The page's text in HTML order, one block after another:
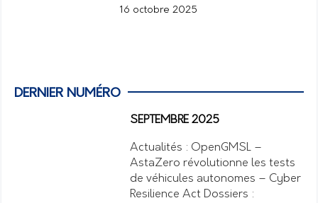
16 octobre 2025
DERNIER NUMÉRO
SEPTEMBRE 2025
Actualités : OpenGMSL –
AstaZero révolutionne les tests
de véhicules autonomes – Cyber
Resilience Act Dossiers :